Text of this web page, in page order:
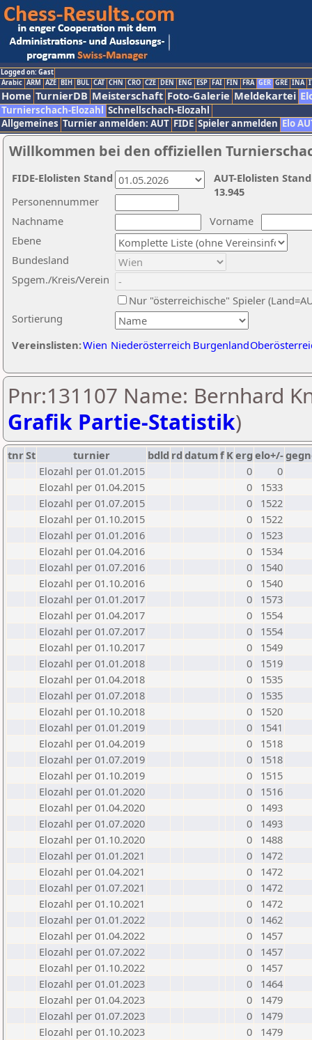
Logged on: Gast
Arabic ARM AZE BIH BUL CAT CHN CRO CZE DEN ENG ESP FAI FIN FRA GER GRE INA
Home TurnierDB Meisterschaft Foto-Galerie Meldekartei
Turnierschach-Elozahl Schnellschach-Elozahl
Allgemeines Turnier anmelden: AUT FIDE Spieler anmelden Elo
Willkommen bei den offiziellen
Nachname
Vorname
Ebene
Sortierung
Personennummer
Bundesland
Spgem./Kreis/Verein
Nur "österreichische" Spieler
Vereinslisten:Wien Niederösterreich Burgenland
AUT-Elolisten
13.945
FIDE-Elolisten Stand
Pnr:131107 Name: Bernhard
Grafik Partie-Statistik)
tnrSt turnier bdld rd datumf Kerg elo+/-
Elozahl per 01.01.2015
0
0
Elozahl per 01.04.2015
0
1533
Elozahl per 01.07.2015
0
1522
Elozahl per 01.10.2015
0
1522
Elozahl per 01.01.2016
0
1523
Elozahl per 01.04.2016
0
1534
Elozahl per 01.07.2016
0
1540
Elozahl per 01.10.2016
0
1540
Elozahl per 01.01.2017
0
1573
Elozahl per 01.04.2017
0
1554
Elozahl per 01.07.2017
0
1554
Elozahl per 01.10.2017
0
1549
Elozahl per 01.01.2018
0
1519
Elozahl per 01.04.2018
0
1535
Elozahl per 01.07.2018
0
1535
Elozahl per 01.10.2018
0
1520
Elozahl per 01.01.2019
0
1541
Elozahl per 01.04.2019
0
1518
Elozahl per 01.07.2019
0
1518
Elozahl per 01.10.2019
0
1515
Elozahl per 01.01.2020
0
1516
Elozahl per 01.04.2020
0
1493
Elozahl per 01.07.2020
0
1493
Elozahl per 01.10.2020
0
1488
Elozahl per 01.01.2021
0
1472
Elozahl per 01.04.2021
0
1472
Elozahl per 01.07.2021
0
1472
Elozahl per 01.10.2021
0
1472
Elozahl per 01.01.2022
0
1462
Elozahl per 01.04.2022
0
1457
Elozahl per 01.07.2022
0
1457
Elozahl per 01.10.2022
0
1457
Elozahl per 01.01.2023
0
1464
Elozahl per 01.04.2023
0
1479
Elozahl per 01.07.2023
0
1479
Elozahl per 01.10.2023
0
1479